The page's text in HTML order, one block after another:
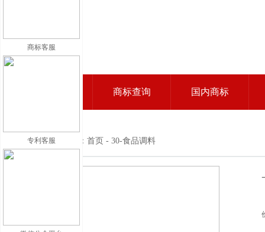
商标查询 国内商标
当前位置：首页 - 30-食品调料
商标客服
专利客服